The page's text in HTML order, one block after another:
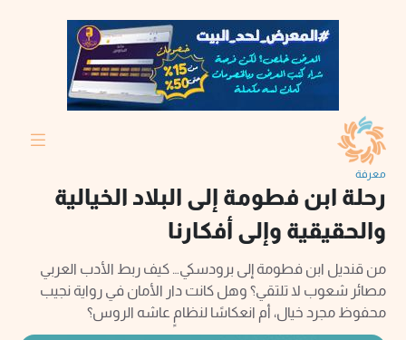
معرفة
رحلة ابن فطومة إلى البلاد الخيالية
والحقيقية وإلى أفكارنا
من قنديل ابن فطومة إلى برودسكي… كيف ربط الأدب العربي
مصائر شعوب لا تلتقي؟ وهل كانت دار الأمان في رواية نجيب
محفوظ مجرد خيال، أم انعكاسًا لنظامٍ عاشه الروس؟